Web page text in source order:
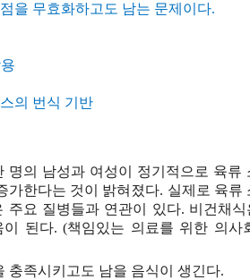
을 무효화하고도 남는 문제이다.
의 번식 기반
명의 남성과 여성이 정기적으로 육류
가한다는 것이 밝혀졌다. 실제로 육류
주요 질병들과 연관이 있다. 비건채식
된다. (책임있는 의료를 위한 의사
충족시키고도 남을 음식이 생긴다.